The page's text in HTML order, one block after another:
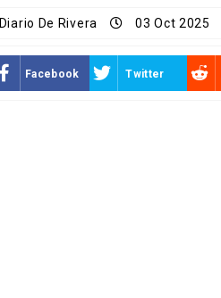
Diario De Rivera 03 Oct 2025
Facebook Twitter